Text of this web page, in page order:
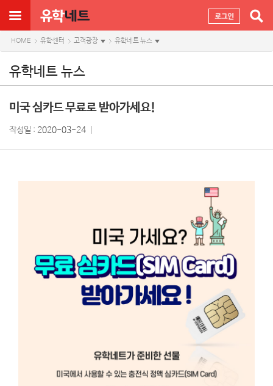
HOME 유학센터 고객광장 유학네트 뉴스
유학네트 뉴스
미국 심카드 무료로 받아가세요!
작성일 : 2020-03-24